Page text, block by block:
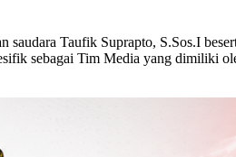
Taufik Suprapto, S.Sos.I
sebagai Tim Media yang dimiliki